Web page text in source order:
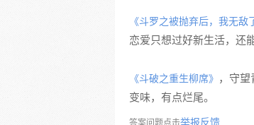
《斗罗之被抛弃后，我无敌
恋爱只想过好新生活，还
《斗破之重生柳席》 ，守
变味，有点烂尾。
答案问题点击举报反馈